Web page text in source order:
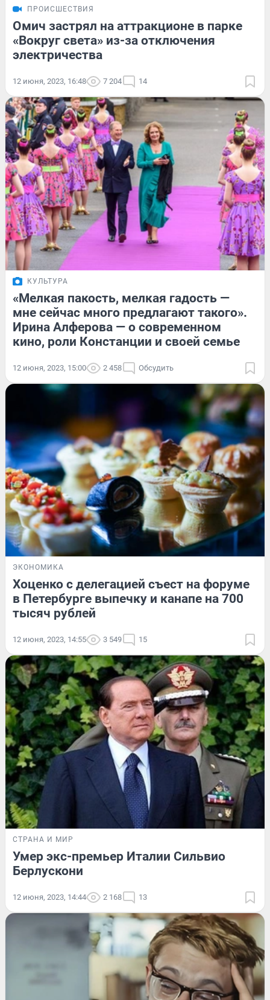
ПРОИСШЕСТВИЯ
Омич застрял на аттракционе в парке
«Вокруг света» из-за отключения
электричества
12 июня, 2023, 16:48 7 204 14
КУЛЬТУРА
«Мелкая пакость, мелкая гадость —
мне сейчас много предлагают такого».
Ирина Алферова — о современном
кино, роли Констанции и своей семье
12 июня, 2023, 15:00 2 458 Обсудить
ЭКОНОМИКА
Хоценко с делегацией съест на форуме
в Петербурге выпечку и канапе на 700
тысяч рублей
12 июня, 2023, 14:55 3 549 15
СТРАНА И МИР
Умер экс-премьер Италии Сильвио
Берлускони
12 июня, 2023, 14:44 2 168 13